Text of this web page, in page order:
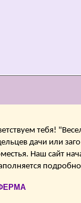
тебя!
дачи или
Наш сайт